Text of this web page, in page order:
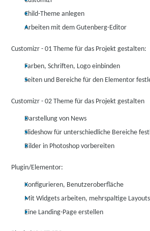
Child-Theme anlegen
Arbeiten mit dem Gutenberg-Editor
Customizr - 01 Theme für das Projekt gestalten:
Farben, Schriften, Logo einbinden
Seiten und Bereiche für den Elementor
Customizr - 02 Theme für das Projekt gestalten
Darstellung von News
Slideshow für unterschiedliche Bereiche
Bilder in Photoshop vorbereiten
Plugin/Elementor:
Konfigurieren, Benutzeroberfläche
Mit Widgets arbeiten, mehrspaltige
Eine Landing-Page erstellen